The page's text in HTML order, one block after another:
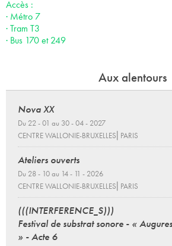
Accès :
· Métro 7
· Tram T3
· Bus 170 et 249
Aux alentours
Nova XX
Du 22 - 01 au 30 - 04 - 2027
CENTRE WALLONIE-BRUXELLES⎜PARIS
Ateliers ouverts
Du 28 - 10 au 14 - 11 - 2026
CENTRE WALLONIE-BRUXELLES⎜PARIS
(((INTERFERENCE_S)))
Festival de substrat sonore - «
» - Acte 6